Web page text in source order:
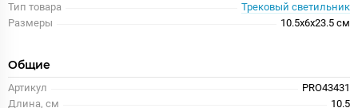
Тип товара
Трековый светильник
Размеры
10.5x6x23.5 см
Общие
Артикул
PRO43431
Длина, см
10.5